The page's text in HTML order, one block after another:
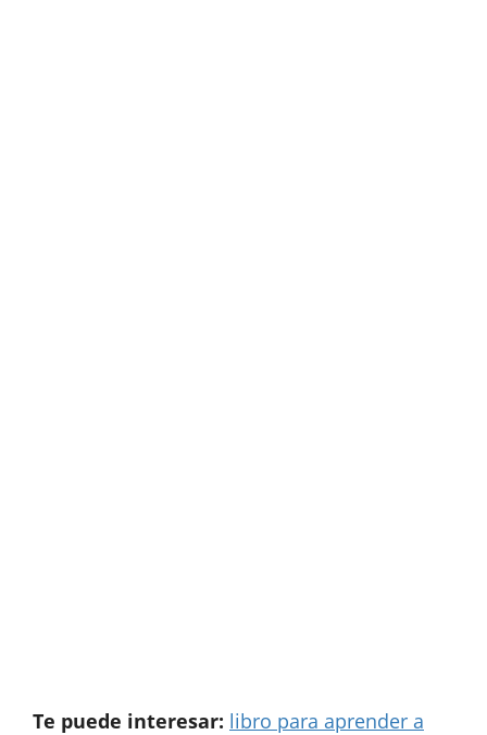
Te puede interesar: libro para aprender a